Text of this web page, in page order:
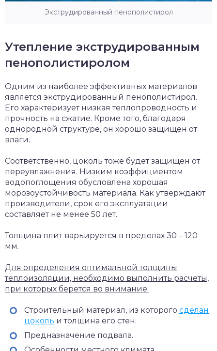
Экструдированный пенополистирол
Утепление экструдированным
пенополистиролом
Одним из наиболее эффективных материалов
является экструдированный пенополистирол.
Его характеризует низкая теплопроводность и
прочность на сжатие. Кроме того, благодаря
однородной структуре, он хорошо защищен от
влаги.
Соответственно, цоколь тоже будет защищен от
переувлажнения. Низким коэффициентом
водопоглощения обусловлена хорошая
морозоустойчивость материала. Как утверждают
производители, срок его эксплуатации
составляет не менее 50 лет.
Толщина плит варьируется в пределах 30 – 120
мм.
Для определения оптимальной толщины
теплоизоляции, необходимо выполнить расчеты,
при которых берется во внимание:
Строительный материал, из которого сделан
цоколь и толщина его стен.
Предназначение подвала.